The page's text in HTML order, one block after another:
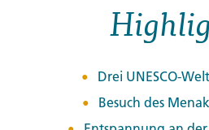
Drei UNESCO-
Besuch des